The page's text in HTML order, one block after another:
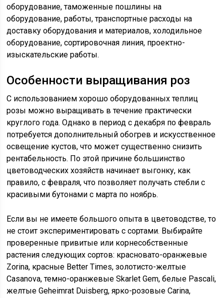
оборудование, таможенные пошлины на
оборудование, работы, транспортные расходы на
доставку оборудования и материалов, холодильное
оборудование, сортировочная линия, проектно-
изыскательские работы.
Особенности выращивания роз
С использованием хорошо оборудованных теплиц
розы можно выращивать в течение практически
круглого года. Однако в период с декабря по февраль
потребуется дополнительный обогрев и искусственное
освещение кустов, что может существенно снизить
рентабельность. По этой причине большинство
цветоводческих хозяйств начинает выгонку, как
правило, с февраля, что позволяет получать стебли с
красивыми бутонами с марта по ноябрь.
Если вы не имеете большого опыта в цветоводстве, то
не стоит экспериментировать с сортами. Выбирайте
проверенные привитые или корнесобственные
растения следующих сортов: красновато-оранжевые
Zorina, красные Better Times, золотисто-желтые
Casanova, темно-оранжевые Skarlet Gem, белые Pascali,
желтые Geheimrat Duisberg, ярко-розовые Carina,